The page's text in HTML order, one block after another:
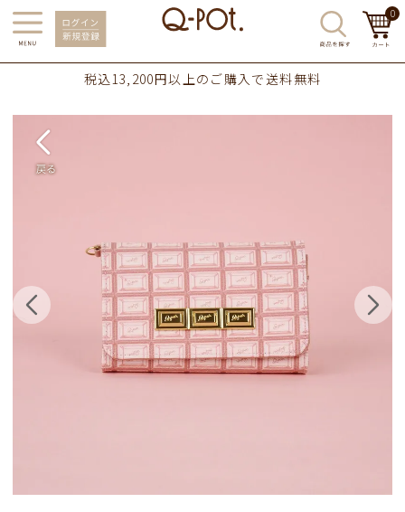
0
税込13,200円以上のご購入で送料無料